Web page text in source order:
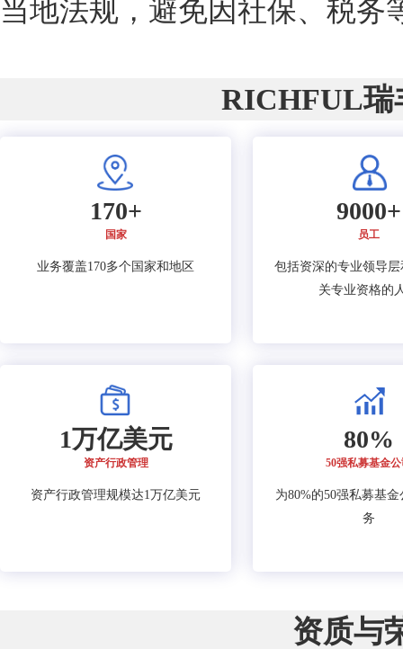
当地法规，避免因社保、税务
RICHFUL瑞
170+
国家
业务覆盖170多个国家和地区
9000+
员工
包括资深的专业领导
关专业资格的
1万亿美元
资产行政管理
资产行政管理规模达1万亿美元
80%
50强私募基金
为80%的50强私募基
务
资质与